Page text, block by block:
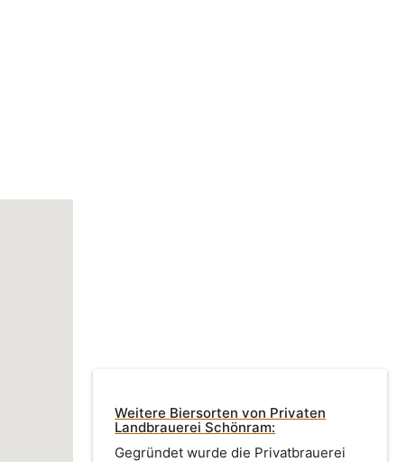
Weitere Biersorten von Privaten
Landbrauerei Schönram:
Gegründet wurde die Privatbrauerei